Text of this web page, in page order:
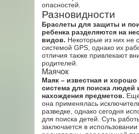
опасностей.
Разновидности
Браслеты для защиты и
ребенка разделяются на
видов. Некоторые из них не
системой GPS, однако их
отличия также привлекают
родителей.
Маячок
Маяк – известная и хорошо
система для поиска людей
нахождения предметов.
она применялась
разведке, однако сегодня
для поиска детей. Суть
заключается в использовании